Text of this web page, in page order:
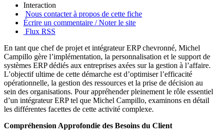
Interaction
Nous contacter à propos de cette fiche
Écrire un commentaire / Noter le site
Flux RSS
En tant que chef de projet et intégrateur ERP chevronné, Michel
Campillo gère l’implémentation, la personnalisation et le support de
systèmes ERP dédiés aux entreprises axées sur la gestion à l’affaire.
L’objectif ultime de cette démarche est d’optimiser l’efficacité
opérationnelle, la gestion des ressources et la prise de décision au
sein des organisations. Pour appréhender pleinement le rôle essentiel
d’un intégrateur ERP tel que Michel Campillo, examinons en détail
les différentes facettes de cette activité complexe.
Compréhension Approfondie des Besoins du Client